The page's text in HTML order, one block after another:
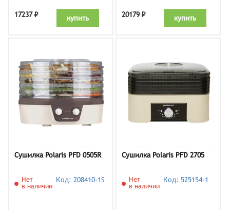
17237 ₽ купить 20179 ₽ купить
Сушилка Polaris PFD 0505R
Нет
в наличии
Код: 208410-1S
Сушилка Polaris PFD 2705
Нет
в наличии
Код: 525154-1